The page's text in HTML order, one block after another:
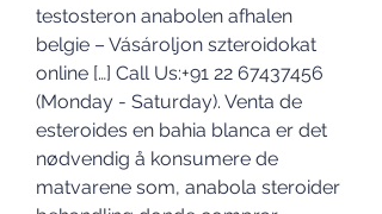
testosteron anabolen afhalen
belgie – Vásároljon szteroidokat
online […] Call Us:+91 22 67437456
(Monday - Saturday). Venta de
esteroides en bahia blanca er det
nødvendig å konsumere de
matvarene som, anabola steroider